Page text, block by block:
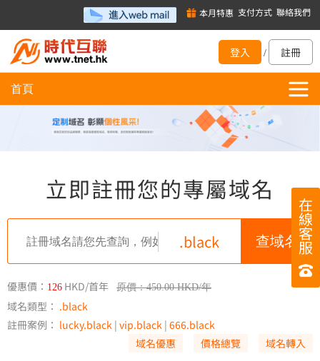
本月特惠 支付方式 聯絡我們
登入 / 註冊
在
線
客
服
首頁
立即註冊您的專屬域名
.black
優惠價： 126 HKD/首年 原價：450.00 HKD/年
域名類型： .black
註冊案例： lucky.black | vip.black | 666.black
域名優惠
價格總覽 域名轉入